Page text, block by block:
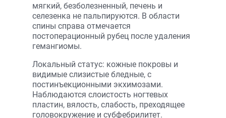
мягкий, безболезненный, печень и
селезенка не пальпируются. В области
спины справа отмечается
постоперационный рубец после удаления
гемангиомы.
Локальный статус: кожные покровы и
видимые слизистые бледные, с
постинъекционными экхимозами.
Наблюдаются слоистость ногтевых
пластин, вялость, слабость, преходящее
головокружение и субфебрилитет.